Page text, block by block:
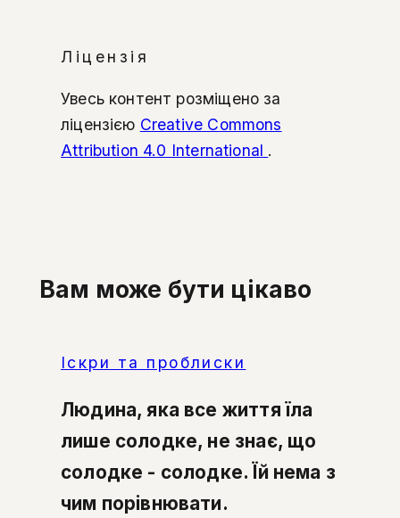
Ліцензія
Увесь контент розміщено за
ліцензією Creative Commons
Attribution 4.0 International .
Вам може бути цікаво
Іскри та проблиски
Людина, яка все життя їла
лише солодке, не знає, що
солодке - солодке. Їй нема з
чим порівнювати.